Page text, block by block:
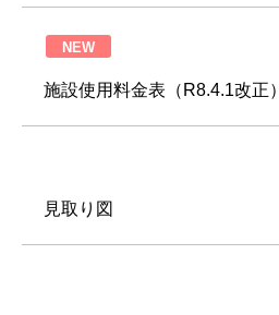
NEW
施設使用料金表（R8.4.1改正）
見取り図